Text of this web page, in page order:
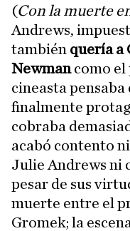
(Con la muerte
Andrews,
también quería a
Newmancomo
cineasta
finalmente
cobraba
acabó contento
Julie Andrews ni
pesar de sus
muerte entre el
Gromek; la